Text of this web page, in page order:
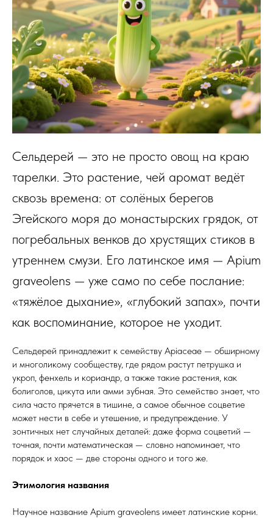
Сельдерей — это не просто овощ на краю
тарелки. Это растение, чей аромат ведёт
сквозь времена: от солёных берегов
Эгейского моря до монастырских грядок, от
погребальных венков до хрустящих стиков в
утреннем смузи. Его латинское имя — Apium
graveolens — уже само по себе послание:
«тяжёлое дыхание», «глубокий запах», почти
как воспоминание, которое не уходит.
Сельдерей принадлежит к семейству Apiaceae — обширному
и многоликому сообществу, где рядом растут петрушка и
укроп, фенхель и кориандр, а также такие растения, как
болиголов, цикута или амми зубная. Это семейство знает, что
сила часто прячется в тишине, а самое обычное соцветие
может нести в себе и утешение, и предупреждение. У
зонтичных нет случайных деталей: даже форма соцветий —
точная, почти математическая — словно напоминает, что
порядок и хаос — две стороны одного и того же.
Этимология названия
Научное название Apium graveolens имеет латинские корни.